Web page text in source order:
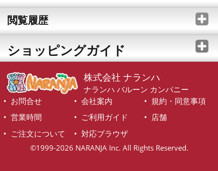
閲覧履歴
ショッピングガイド
株式会社 ナランハ
ナランハ バルーン カンパニー
お問合せ
会社案内
規約・同意事項
営業時間
ご利用ガイド
店舗
ご注文について
対応ブラウザ
©1999-2026 NARANJA Inc. All Rights Reserved.